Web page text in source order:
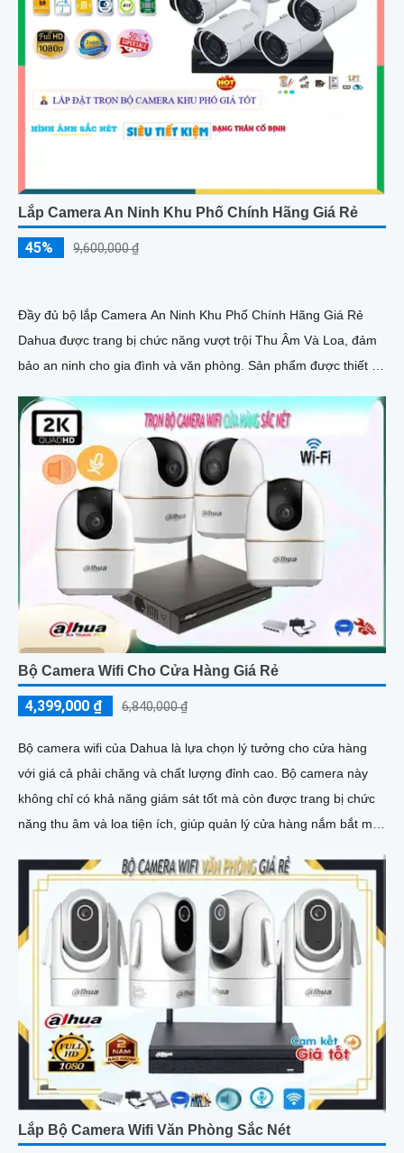
Lắp Camera An Ninh Khu Phố Chính Hãng Giá Rẻ
45% 9,600,000 ₫
Đầy đủ bộ lắp Camera An Ninh Khu Phố Chính Hãng Giá Rẻ
Dahua được trang bị chức năng vượt trội Thu Âm Và Loa, đảm
bảo an ninh cho gia đình và văn phòng. Sản phẩm được thiết kế
Bộ Camera Wifi Cho Cửa Hàng Giá Rẻ
4,399,000 ₫ 6,840,000 ₫
Bộ camera wifi của Dahua là lựa chọn lý tưởng cho cửa hàng
với giá cả phải chăng và chất lượng đỉnh cao. Bộ camera này
không chỉ có khả năng giám sát tốt mà còn được trang bị chức
năng thu âm và loa tiện ích, giúp quản lý cửa hàng nắm bắt mọi
Lắp Bộ Camera Wifi Văn Phòng Sắc Nét